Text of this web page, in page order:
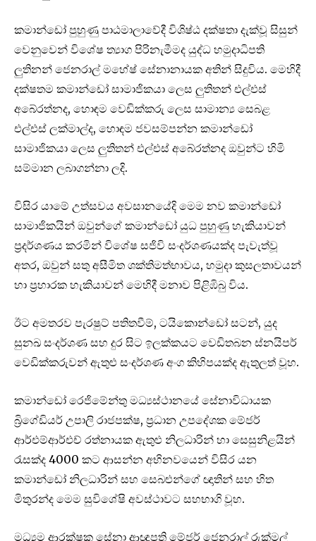
කමාන්ඩෝ පුහුණු පාඨමාලාවේදී විශිෂ්ඨ දක්ෂතා දැක්වූ සිසුන්
වෙනුවෙන් විශේෂ ත්‍යාග පිරිනැමීමද යුද්ධ හමුදාධිපති
ලුතිනන් ජෙනරාල් මහේෂ් සේනානායක අතින් සිදුවිය. මෙහිදී
දක්ෂතම කමාන්ඩෝ සාමාජිකයා ලෙස ලුතිතන් එල්එස්
අබේරත්නද, හොඳම වෙඩික්කරු ලෙස සාමාන්‍ය සෙබළ
එල්එස් ලක්මාල්ද, හොඳම ජවසම්පන්න කමාන්ඩෝ
සාමාජිකයා ලෙස ලුතිතන් එල්එස් අබේරත්නද ඔවුන්ට හිමි
සම්මාන ලබාගන්නා ලදි.
විසිර යාමේ උත්සවය අවසානයේදි මෙම නව කමාන්ඩෝ
සාමාජිකයින් ඔවුන්ගේ කමාන්ඩෝ යුධ පුහුණු හැකියාවන්
ප්‍රදර්ශණය කරමින් විශේෂ සජිවි සංදර්ශණයක්ද පැවැත්වූ
අතර, ඔවුන් සතු අසීමිත ශක්තිමත්භාවය, හමුදා කුසලතාවයන්
හා ප්‍රහාරක හැකියාවන් මෙහිදී මනාව පිළිඹිබු විය.
ඊට අමතරව පැරෂුට් පතිතවීම්, ටයිකොන්ඩෝ සටන්, යුද
සුනඛ සංදර්ශණ සහ දුර සිට ඉලක්කයට වෙඩිතබන ස්නයිපර්
වෙඩික්කරුවන් ඇතුළු සංදර්ශණ අංග කිහිපයක්ද ඇතුලත් වූහ.
කමාන්ඩෝ රෙජිමේන්තු මධ්‍යස්ථානයේ සේනාවිධායක
බ්‍රිගේඩියර් උපාලි රාජපක්ෂ, ප්‍රධාන උපදේශක මේජර්
ආර්එම්ආර්එච් රත්නායක ඇතුළු නිලධාරින් හා සෙසුනිළයින්
රැසක්ද 4000 කට ආසන්න අභිනවයෙන් විසිර යන
කමාන්ඩෝ නිලධාරින් සහ සෙබළුන්ගේ ඥාතින් සහ හිත
මිතුරන්ද මෙම සුවිශේෂි අවස්ථාවට සහභාගි වූහ.
මධ්‍යම ආරක්ෂක සේනා ආඥාපති මේජර් ජෙනරාල් රුක්මල්